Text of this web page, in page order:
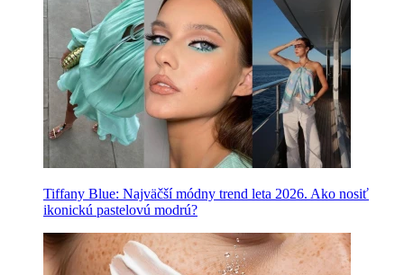
Tiffany Blue: Najväčší módny trend leta 2026. Ako nosiť
ikonickú pastelovú modrú?